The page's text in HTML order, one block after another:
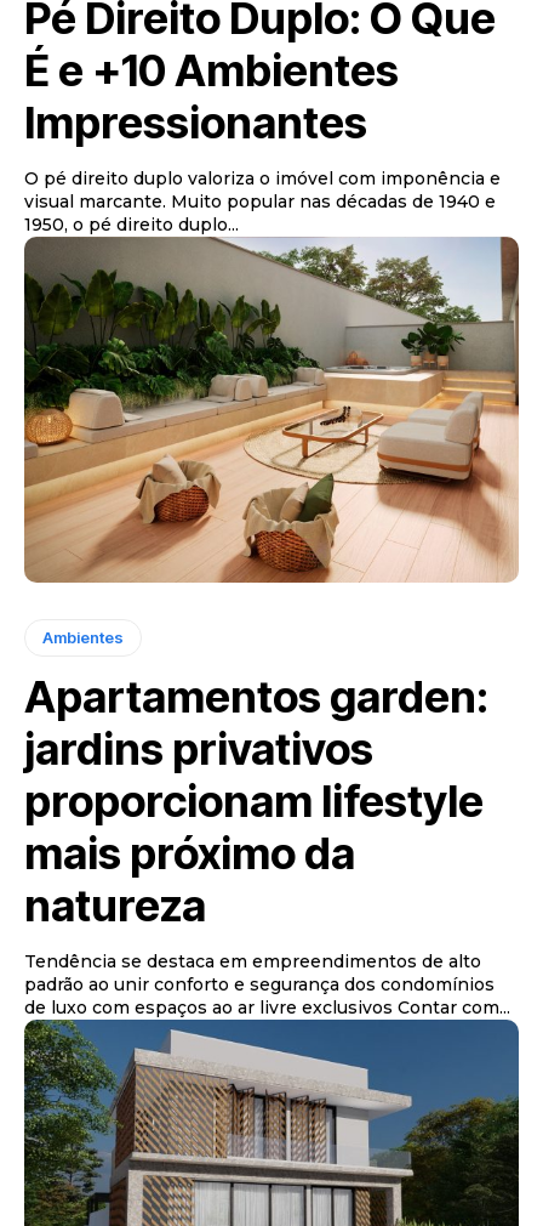
Pé Direito Duplo: O Que
É e +10 Ambientes
Impressionantes
O pé direito duplo valoriza o imóvel com imponência e
visual marcante. Muito popular nas décadas de 1940 e
1950, o pé direito duplo...
Ambientes
Apartamentos garden:
jardins privativos
proporcionam lifestyle
mais próximo da
natureza
Tendência se destaca em empreendimentos de alto
padrão ao unir conforto e segurança dos condomínios
de luxo com espaços ao ar livre exclusivos Contar com...